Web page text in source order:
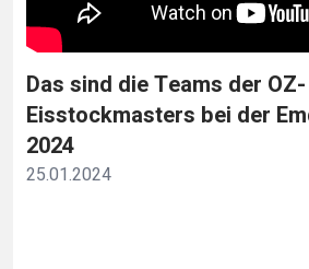
Das sind die Teams der OZ-
Eisstockmasters bei der
2024
25.01.2024